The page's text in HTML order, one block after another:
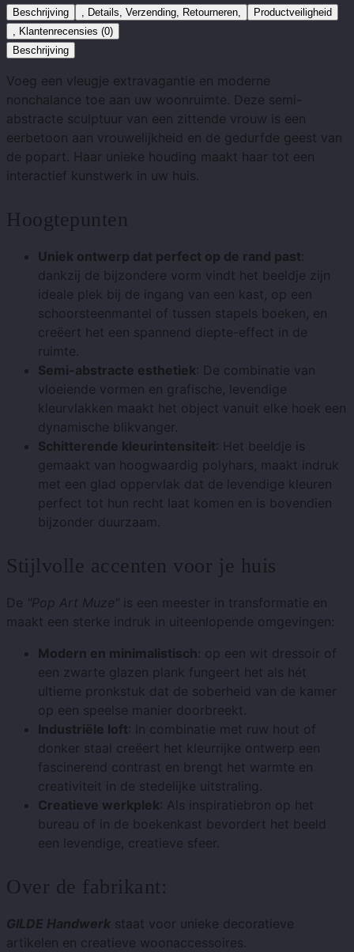
Beschrijving , Details, Verzending, Retourneren,
Productveiligheid
, Klantenrecensies (0)
Beschrijving
Voeg een vleugje extravagantie en moderne
nonchalance toe aan uw woonruimte. Deze semi-
abstracte sculptuur van een zittende vrouw is een
eerbetoon aan vrouwelijkheid en de gedurfde geest van
de popart. Haar unieke houding maakt haar tot een
interactief kunstwerk in uw huis.
Hoogtepunten
Uniek ontwerp dat perfect op de rand past:
dankzij de bijzondere vorm vindt het beeldje zijn
ideale plek bij de ingang van een kast, op een
schoorsteenmantel of tussen stapels boeken, en
creëert het een spannend diepte-effect in de
ruimte.
Semi-abstracte esthetiek: De combinatie van
vloeiende vormen en grafische, levendige
kleurvlakken maakt het object vanuit elke hoek een
dynamische blikvanger.
Schitterende kleurintensiteit: Het beeldje is
gemaakt van hoogwaardig polyhars, maakt indruk
met een glad oppervlak dat de levendige kleuren
perfect tot hun recht laat komen en is bovendien
bijzonder duurzaam.
Stijlvolle accenten voor je huis
De "Pop Art Muze" is een meester in transformatie en
maakt een sterke indruk in uiteenlopende omgevingen:
Modern en minimalistisch: op een wit dressoir of
een zwarte glazen plank fungeert het als hét
ultieme pronkstuk dat de soberheid van de kamer
op een speelse manier doorbreekt.
Industriële loft: In combinatie met ruw hout of
donker staal creëert het kleurrijke ontwerp een
fascinerend contrast en brengt het warmte en
creativiteit in de stedelijke uitstraling.
Creatieve werkplek: Als inspiratiebron op het
bureau of in de boekenkast bevordert het beeld
een levendige, creatieve sfeer.
Over de fabrikant:
GILDE Handwerk staat voor unieke decoratieve
artikelen en creatieve woonaccessoires.